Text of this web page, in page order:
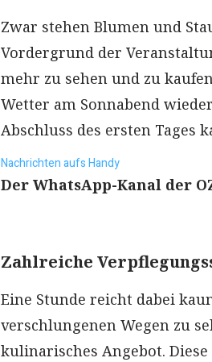
Zwar stehen Blumen und
Vordergrund der
mehr zu sehen und zu
Wetter am Sonnabend
Abschluss des ersten Tages
Nachrichten aufs Handy
Der WhatsApp-Kanal der
Zahlreiche
Eine Stunde reicht dabei
verschlungenen Wegen zu
kulinarisches Angebot.